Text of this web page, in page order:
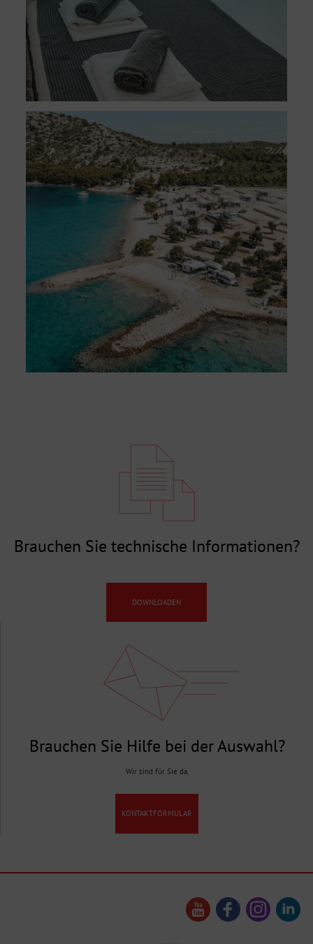
Brauchen Sie technische Informationen?
DOWNLOADEN
Brauchen Sie Hilfe bei der Auswahl?
Wir sind für Sie da.
KONTAKTFORMULAR